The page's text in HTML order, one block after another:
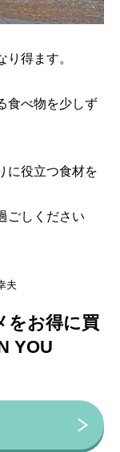
得ます。
食べ物を少しず
に役立つ食材を
ごしください
夫
をお得に買
YOU